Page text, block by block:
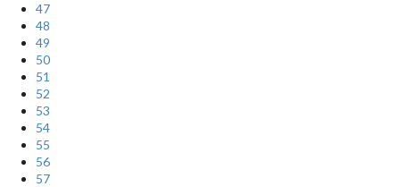
47
48
49
50
51
52
53
54
55
56
57